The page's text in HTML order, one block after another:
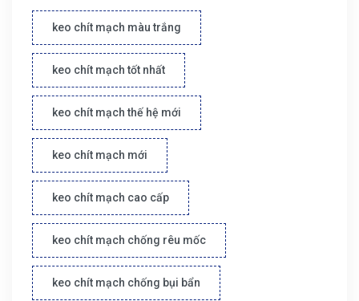
keo chít mạch màu trắng
keo chít mạch tốt nhất
keo chít mạch thế hệ mới
keo chít mạch mới
keo chít mạch cao cấp
keo chít mạch chống rêu mốc
keo chít mạch chống bụi bẩn